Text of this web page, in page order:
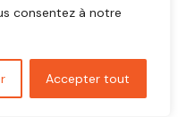
consentez à notre
Accepter tout